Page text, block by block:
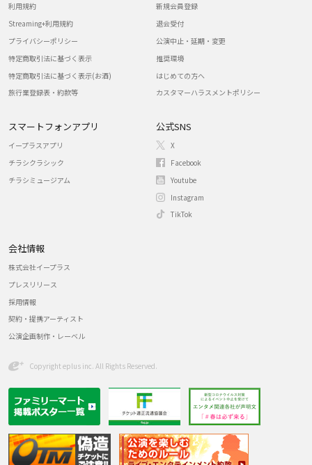
利用規約
Streaming+利用規約
プライバシーポリシー
特定商取引法に基づく表示
特定商取引法に基づく表示(お酒)
旅行業登録表・約款等
新規会員登録
退会受付
公演中止・延期・変更
推奨環境
はじめての方へ
カスタマーハラスメントポリシー
スマートフォンアプリ
イープラスアプリ
チラシクラシック
チラシミュージアム
公式SNS
X
Facebook
Youtube
Instagram
TikTok
会社情報
株式会社イープラス
プレスリリース
採用情報
契約・提携アーティスト
公演企画制作・レーベル
Copyright eplus inc. All Rights Reserved.